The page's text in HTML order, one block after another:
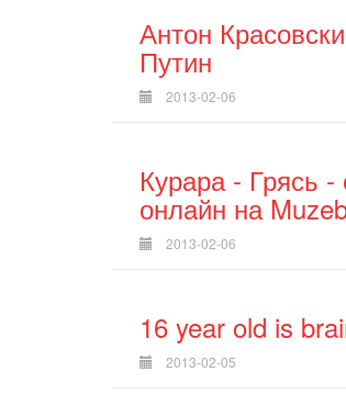
Антон
Путин
2013-02-06
Курара - Грясь
онлайн на
2013-02-06
16 year old is
2013-02-05